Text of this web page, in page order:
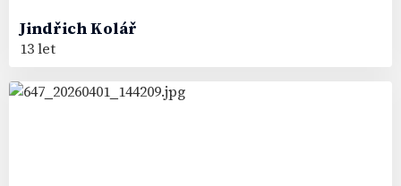
JindřichKolář
13 let